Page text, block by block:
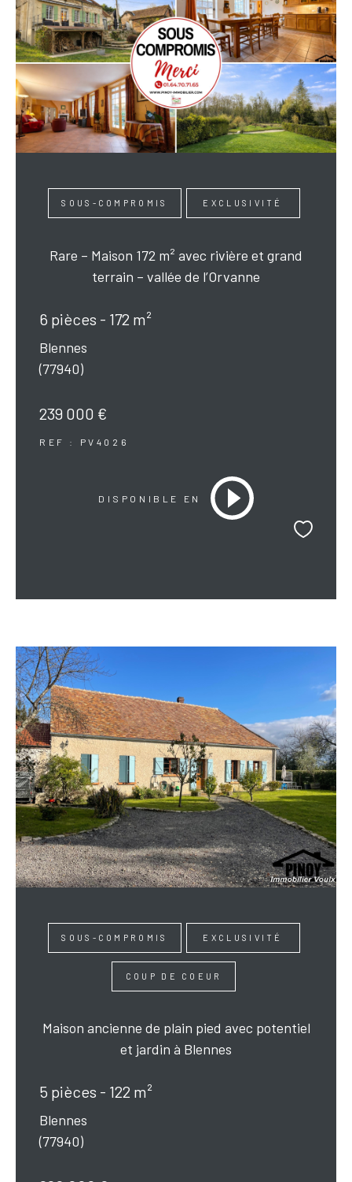
SOUS-COMPROMIS EXCLUSIVITÉ
Rare – Maison 172 m² avec rivière et grand
terrain – vallée de l’Orvanne
6 pièces - 172 m²
Blennes
(77940)
239 000 €
REF : PV4026
DISPONIBLE EN
SOUS-COMPROMIS EXCLUSIVITÉ
COUP DE COEUR
Maison ancienne de plain pied avec potentiel
et jardin à Blennes
5 pièces - 122 m²
Blennes
(77940)